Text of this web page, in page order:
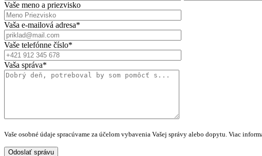
Vaše meno a priezvisko
Vaša e-mailová adresa*
Vaše telefónne číslo*
Vaša správa*
Vaše osobné údaje spracúvame za účelom vybavenia Vašej správy alebo dopytu. Viac